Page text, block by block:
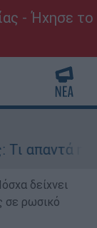
- Ήχησε το
η
δείχνει
σε ρωσικό